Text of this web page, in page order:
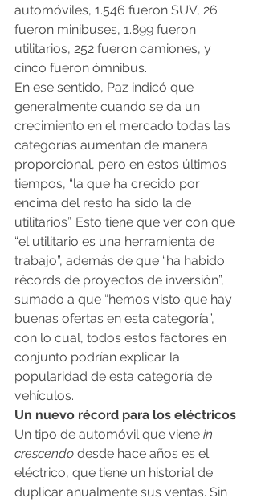
automóviles, 1.546 fueron SUV, 26
fueron minibuses, 1.899 fueron
utilitarios, 252 fueron camiones, y
cinco fueron ómnibus.
En ese sentido, Paz indicó que
generalmente cuando se da un
crecimiento en el mercado todas las
categorías aumentan de manera
proporcional, pero en estos últimos
tiempos, “la que ha crecido por
encima del resto ha sido la de
utilitarios”. Esto tiene que ver con que
“el utilitario es una herramienta de
trabajo”, además de que “ha habido
récords de proyectos de inversión”,
sumado a que “hemos visto que hay
buenas ofertas en esta categoría”,
con lo cual, todos estos factores en
conjunto podrían explicar la
popularidad de esta categoría de
vehículos.
Un nuevo récord para los eléctricos
Un tipo de automóvil que viene in
crescendo desde hace años es el
eléctrico, que tiene un historial de
duplicar anualmente sus ventas. Sin